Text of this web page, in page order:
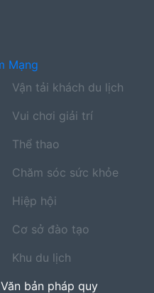
Vận tải khách du lịch
Vui chơi giải trí
Thể thao
Chăm sóc sức khỏe
Hiệp hội
Cơ sở đào tạo
Khu du lịch
Văn bản pháp quy